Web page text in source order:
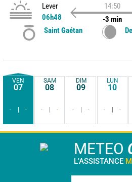
Lever
06h48
14:50
-3 min
Saint Gaétan
VEN
07
- -
SAM
08
- -
DIM
09
- -
LUN
10
- -
METEO
L'ASSISTANCE